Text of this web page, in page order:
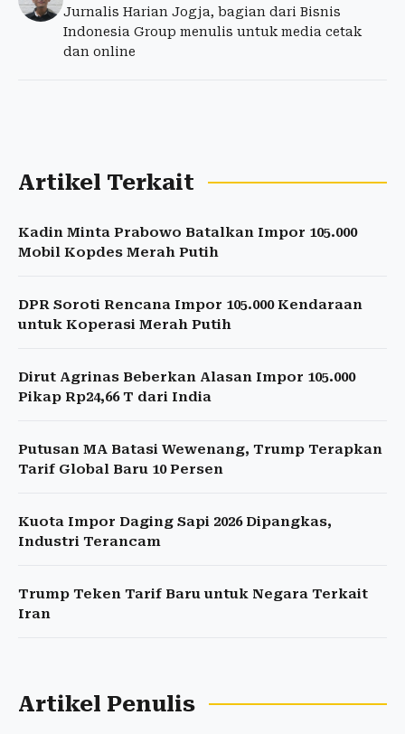
Jurnalis Harian Jogja, bagian dari Bisnis
Indonesia Group menulis untuk media cetak
dan online
Artikel Terkait
Kadin Minta Prabowo Batalkan Impor 105.000
Mobil Kopdes Merah Putih
DPR Soroti Rencana Impor 105.000 Kendaraan
untuk Koperasi Merah Putih
Dirut Agrinas Beberkan Alasan Impor 105.000
Pikap Rp24,66 T dari India
Putusan MA Batasi Wewenang, Trump Terapkan
Tarif Global Baru 10 Persen
Kuota Impor Daging Sapi 2026 Dipangkas,
Industri Terancam
Trump Teken Tarif Baru untuk Negara Terkait
Iran
Artikel Penulis